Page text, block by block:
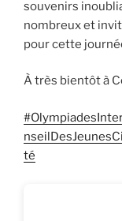
souvenirs
nombreux et
pour cette
À très bientôt à
té